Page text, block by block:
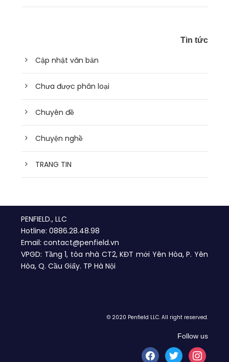
Tin tức
Cập nhật văn bản
Chưa được phân loại
Chuyên đề
Chuyện nghề
TRANG TIN
PENFIELD., LLC
Hotline: 0886.28.48.98
Email: contact@penfield.vn
VPGD: Tầng 1, tòa nhà CT2, KĐT mới Yên Hòa, P. Yên
Hòa, Q. Cầu Giấy. TP Hà Nội
© 2020 Penfield LLC. All right reserved.
Follow us
f
t
i